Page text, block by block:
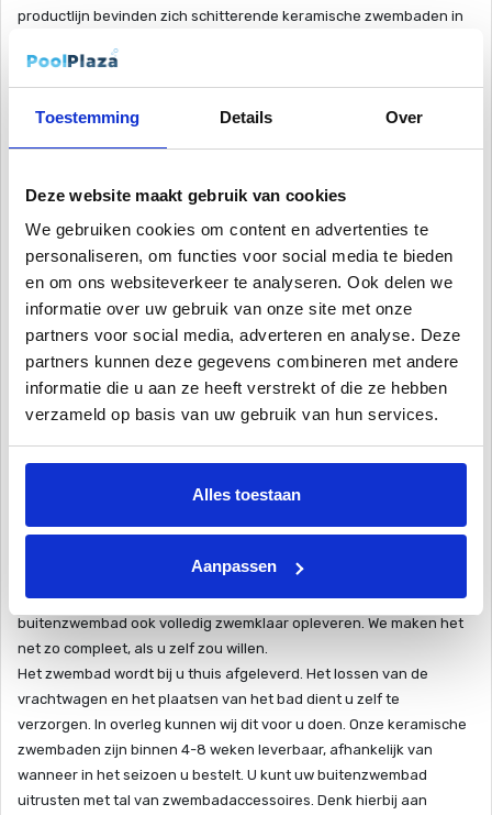
Toestemming Details Over
Deze website maakt gebruik van cookies
We gebruiken cookies om content en advertenties te
personaliseren, om functies voor social media te bieden
en om ons websiteverkeer te analyseren. Ook delen we
informatie over uw gebruik van onze site met onze
partners voor social media, adverteren en analyse. Deze
partners kunnen deze gegevens combineren met andere
informatie die u aan ze heeft verstrekt of die ze hebben
verzameld op basis van uw gebruik van hun services.
Alles toestaan
Aanpassen
productlijn bevinden zich schitterende keramische zwembaden in
zijn voorzien van een comfortabele en veilige inlooptrap, zodat
groot en klein optimaal kan genieten van uw prachtige zwembad.
keramische bad is niet voor niets kwalitatief onze favoriet. Dit bad
van betere kwaliteit zijn. Mede hierdoor is het bad duurzamer en
gaat het langer mee. Het bad is gemaakt van beter materiaal dan
een doorsnee zwembad, en dit maakt samen dat het kwalitatief
één van de beste zwembaden is die wij kunnen aanbieden.
Dit privé zwembad beschikt verder over een perfecte isolatielaag.
Dankzij deze hoogwaardige thermische isolatielaag blijft het water
in dit keramische zwembad heerlijk op temperatuur. Kortom, een
zwembad in eigen tuin met optimaal zwemcomfort en een lekker
lang zwemseizoen. De goede isolatie zorgt verder voor minder
energiekosten. Goed voor het milieu, en uw portemonnee!
Uw privé zwembad wordt op locatie geleverd. Het zwembad kan op
de door u voorbereide locatie geplaatst worden. Wij kunnen dit
buitenzwembad ook volledig zwemklaar opleveren. We maken het
net zo compleet, als u zelf zou willen.
Het zwembad wordt bij u thuis afgeleverd. Het lossen van de
vrachtwagen en het plaatsen van het bad dient u zelf te
verzorgen. In overleg kunnen wij dit voor u doen. Onze keramische
zwembaden zijn binnen 4-8 weken leverbaar, afhankelijk van
wanneer in het seizoen u bestelt. U kunt uw buitenzwembad
uitrusten met tal van zwembadaccessoires. Denk hierbij aan